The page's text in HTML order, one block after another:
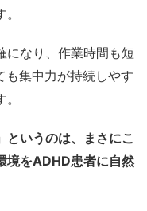
になり、作業時間も短
も集中力が持続しやす
というのは、まさにこ
境をADHD患者に自然